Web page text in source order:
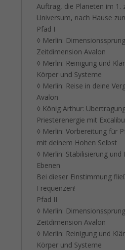
Auftrag, die Planeten im 1.
Universum, nach Hause
Pfad I
◊ Merlin:
Zeitdimension Avalon
◊ Merlin: Reinigung und
Körper und Systeme
◊ Merlin: Reise in deine
Avalon
◊ König Arthur:
Priesterenergie mit
◊ Merlin: Vorbereitung für
mit deinem Hohen Selbst
◊ Merlin: Stabilisierung und
Ebenen
Bei dieser Einstimmung
Frequenzen!
Pfad II
◊ Merlin:
Zeitdimension Avalon
◊ Merlin: Reinigung und
Körper und Systeme